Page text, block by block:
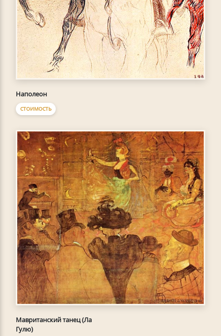
Наполеон
СТОИМОСТЬ
Мавританский танец (Ла
Гулю)